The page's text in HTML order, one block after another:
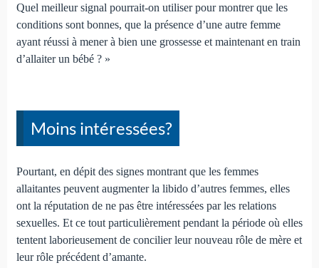
Quel meilleur signal pourrait-on utiliser pour montrer que les
conditions sont bonnes, que la présence d’une autre femme
ayant réussi à mener à bien une grossesse et maintenant en train
d’allaiter un bébé ? »
Moins intéressées?
Pourtant, en dépit des signes montrant que les femmes
allaitantes peuvent augmenter la libido d’autres femmes, elles
ont la réputation de ne pas être intéressées par les relations
sexuelles. Et ce tout particulièrement pendant la période où elles
tentent laborieusement de concilier leur nouveau rôle de mère et
leur rôle précédent d’amante.